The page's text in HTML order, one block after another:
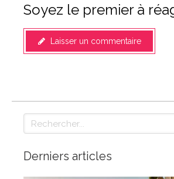
Soyez le premier à
Laisser un commentaire
Rechercher
Derniers articles